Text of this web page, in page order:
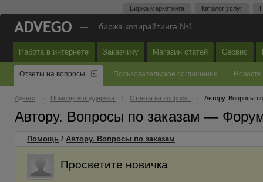
Биржа маркетинга Каталог услуг
— биржа копирайтинга №1
Работа в интернете Заказчику Магазин статей Сервис
Ответы на вопросы Пользовательское соглашение Новости
Адвего Помощь и поддержка Ответы на вопросы Автору. Вопросы
Автору. Вопросы по заказам —
Помощь / Автору. Вопросы по заказам
Просветите новичка